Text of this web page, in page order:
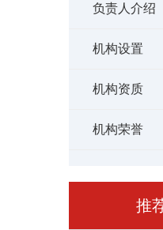
负责人介绍
机构设置
机构资质
机构荣誉
推